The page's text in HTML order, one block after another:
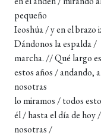
pequeño
Ieoshúa / y en el brazo
Dándonos la espalda /
marcha. // Qué largo
estos años / andando,
nosotras
lo miramos / todos
él / hasta el día de hoy
nosotras /